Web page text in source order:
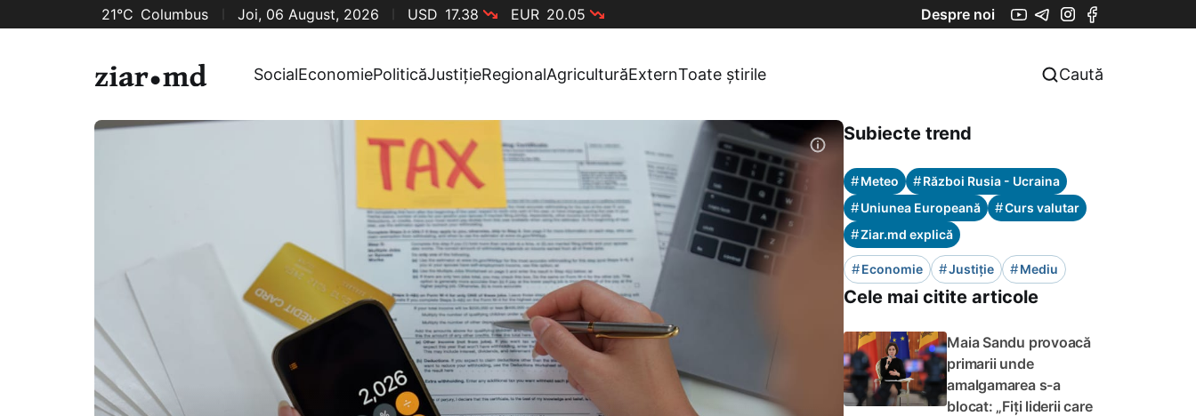
21°C Columbus Joi, 06 August, 2026 USD 17.38 EUR 20.05 Despre noi
SocialEconomiePoliticăJustițieRegionalAgriculturăExternToate știrile Caută
Subiecte trend
#Meteo #Război Rusia - Ucraina
#Uniunea Europeană #Curs valutar
#Ziar.md explică
#Economie #Justiție #Mediu
Cele mai citite articole
Maia Sandu provoacă
primarii unde
amalgamarea s-a
blocat: „Fiți liderii care